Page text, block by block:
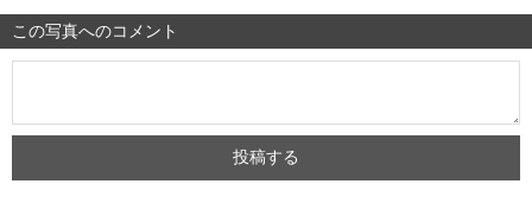
この写真へのコメント